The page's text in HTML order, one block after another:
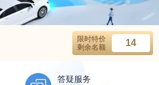
限时特价
剩余名额
14
答疑服务